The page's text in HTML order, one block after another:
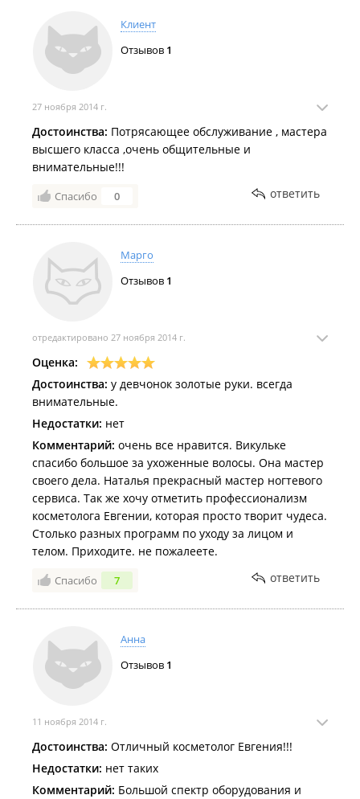
Клиент
Отзывов 1
27 ноября 2014 г.
Достоинства: Потрясающее обслуживание , мастера
высшего класса ,очень общительные и
внимательные!!!
Спасибо 0 ответить
Марго
Отзывов 1
отредактировано 27 ноября 2014 г.
Оценка:
Достоинства: у девчонок золотые руки. всегда
внимательные.
Недостатки: нет
Комментарий: очень все нравится. Викульке
спасибо большое за ухоженные волосы. Она мастер
своего дела. Наталья прекрасный мастер ногтевого
сервиса. Так же хочу отметить профессионализм
косметолога Евгении, которая просто творит чудеса.
Столько разных программ по уходу за лицом и
телом. Приходите. не пожалеете.
Спасибо 7 ответить
Анна
Отзывов 1
11 ноября 2014 г.
Достоинства: Отличный косметолог Евгения!!!
Недостатки: нет таких
Комментарий: Большой спектр оборудования и